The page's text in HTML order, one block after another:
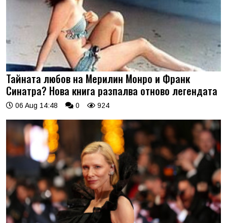
Тайната любов на Мерилин Монро и Франк
Синатра? Нова книга разпалва отново легендата
06 Aug 14:48 0 924